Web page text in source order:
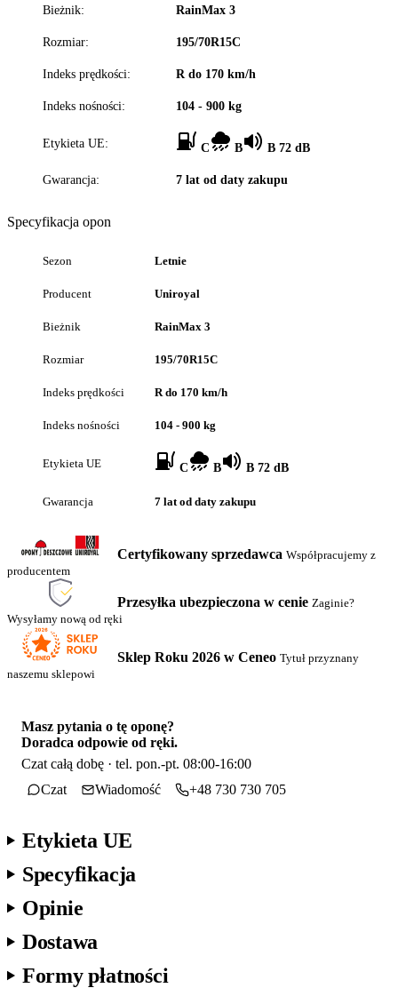
Bieżnik: RainMax 3
Rozmiar: 195/70R15C
Indeks prędkości: R do 170 km/h
Indeks nośności: 104 - 900 kg
Etykieta UE: C B B 72 dB
Gwarancja: 7 lat od daty zakupu
Specyfikacja opon
Sezon Letnie
Producent Uniroyal
Bieżnik RainMax 3
Rozmiar 195/70R15C
Indeks prędkości R do 170 km/h
Indeks nośności 104 - 900 kg
Etykieta UE C B B 72 dB
Gwarancja 7 lat od daty zakupu
Certyfikowany sprzedawca Współpracujemy z
producentem
Przesyłka ubezpieczona w cenie Zaginie?
Wysyłamy nową od ręki
Sklep Roku 2026 w Ceneo Tytuł przyznany
naszemu sklepowi
Masz pytania o tę oponę?
Doradca odpowie od ręki.
Czat całą dobę · tel. pon.-pt. 08:00-16:00
Czat
Wiadomość +48 730 730 705
Etykieta UE
Specyfikacja
Opinie
Dostawa
Formy płatności